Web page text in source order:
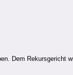
Dem Rekursgericht